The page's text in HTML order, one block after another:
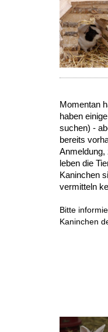
Momentan
haben
suchen) -
bereits
Anmeldung,
leben die
Kaninchen
vermitteln
Bitte
Kaninchen